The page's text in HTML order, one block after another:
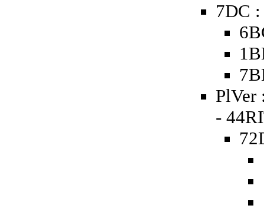
7DC :
PlVer
-